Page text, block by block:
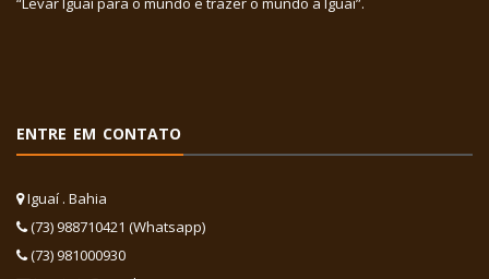
ENTRE EM CONTATO
Iguaí . Bahia
(73) 988710421 (Whatsapp)
(73) 981000930